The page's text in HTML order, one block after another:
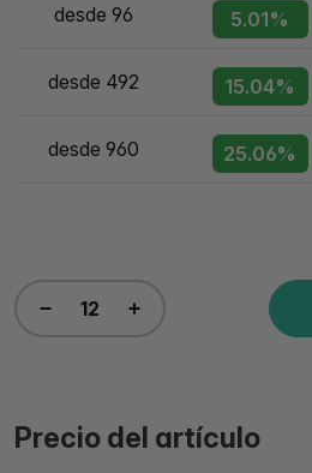
desde 96 5.01%
desde 492 15.04%
desde 960 25.06%
Precio del artículo